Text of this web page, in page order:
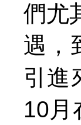
們尤
遇，
引進
10月